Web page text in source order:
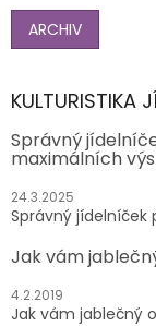
ARCHIV
KULTURISTIKA
Správný
maximálních
24.3.2025
Správný jídelníček
Jak vám
4.2.2019
Jak vám jablečný